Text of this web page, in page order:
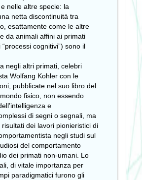
nelle altre specie: la
netta discontinuità tra
esattamente come le altre
da animali affini ai primati
cognitivi”) sono il
negli altri primati, celebri
Wolfang Kohler con le
pubblicate nel suo libro del
fisico, non essendo
e
di segni o segnali, ma
dei lavori pionieristici di
negli studi sul
del comportamento
dei primati non-umani. Lo
di vitale importanza per
paradigmatici furono gli